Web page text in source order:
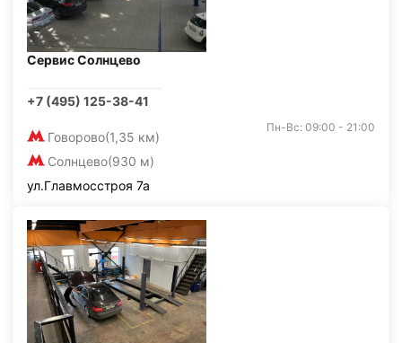
Сервис Солнцево
+7 (495) 125-38-41
Говорово(1,35 км)
Солнцево(930 м)
Пн-Вс: 09:00 - 21:00
ул.Главмосстроя 7а